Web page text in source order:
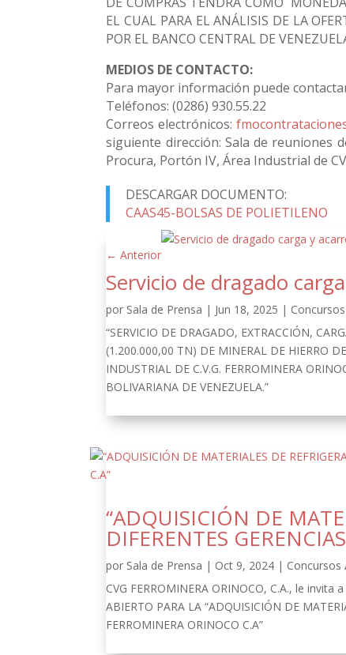
EL CUAL PARA EL ANÁLISIS DE LA
POR EL BANCO CENTRAL DE
MEDIOS DE CONTACTO:
Para mayor información puede
Teléfonos: (0286) 930.55.22
Correos electrónicos:
siguiente dirección: Sala de reuniones
Procura, Portón IV, Área Industrial de
DESCARGAR DOCUMENTO:
CAAS45-BOLSAS DE POLIETILENO
←Anterior
Servicio de dragado
por Sala de Prensa | Jun 18, 2025 |
“SERVICIO DE DRAGADO, EXTRACCIÓN,
(1.200.000,00 TN) DE MINERAL DE HIERRO
INDUSTRIAL DE C.V.G. FERROMINERA
BOLIVARIANA DE VENEZUELA.”
“ADQUISICIÓN DE
DIFERENTES
por Sala de Prensa | Oct 9, 2024 | Concursos
CVG FERROMINERA ORINOCO, C.A., le
ABIERTO PARA LA “ADQUISICIÓN DE
FERROMINERA ORINOCO C.A”